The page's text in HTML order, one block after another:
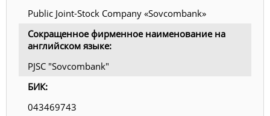
Public Joint-Stock Company «Sovcombank»
Сокращенное фирменное наименование на
английском языке:
PJSC "Sovcombank"
БИК:
043469743